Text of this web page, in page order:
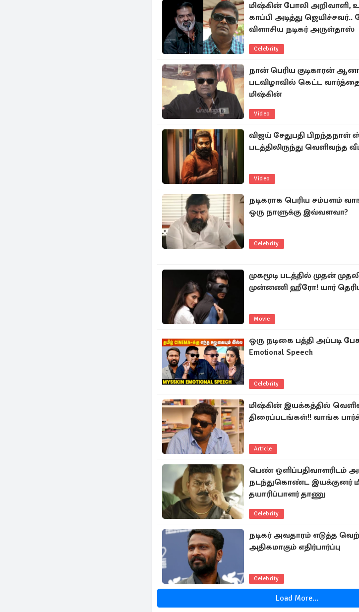
மிஷ்கின் போலி அறிவாளி,
காப்பி அடித்து
விளாசிய நடிகர் அருள்தாஸ்
Celebrity
நான் பெரிய குடிகாரன்
படவிழாவில் கெட்ட
மிஷ்கின்
Video
விஜய் சேதுபதி
படத்திலிருந்து வெளிவந்த
Video
நடிகராக பெரிய சம்பளம்
ஒரு நாளுக்கு இவ்வளவா?
Celebrity
முகமூடி படத்தில் முதன்
முன்னணி ஹீரோ! யார்
Movie
ஒரு நடிகை பத்தி அப்படி
Emotional Speech
Celebrity
மிஷ்கின் இயக்கத்தில்
திரைப்படங்கள்!! வாங்க
Article
பெண் ஒளிப்பதிவாளரிடம்
நடந்துகொண்ட இயக்குனர்
தயாரிப்பாளர் தாணு
Celebrity
நடிகர் அவதாரம் எடுத்த
அதிகமாகும் எதிர்பார்ப்பு
Celebrity
Load More...